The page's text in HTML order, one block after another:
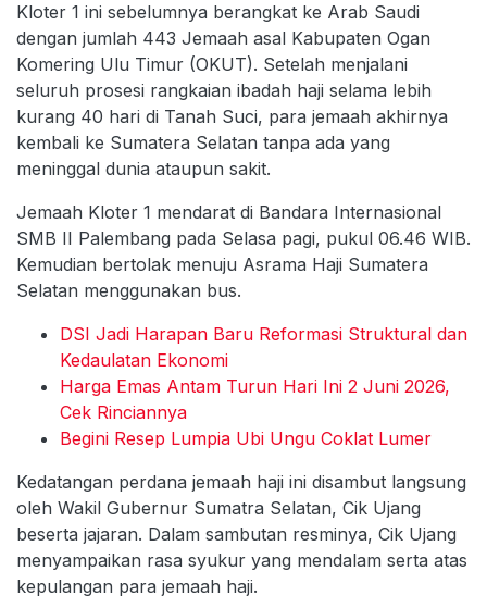
Kloter 1 ini sebelumnya berangkat ke Arab Saudi
dengan jumlah 443 Jemaah asal Kabupaten Ogan
Komering Ulu Timur (OKUT). Setelah menjalani
seluruh prosesi rangkaian ibadah haji selama lebih
kurang 40 hari di Tanah Suci, para jemaah akhirnya
kembali ke Sumatera Selatan tanpa ada yang
meninggal dunia ataupun sakit.
Jemaah Kloter 1 mendarat di Bandara Internasional
SMB II Palembang pada Selasa pagi, pukul 06.46 WIB.
Kemudian bertolak menuju Asrama Haji Sumatera
Selatan menggunakan bus.
DSI Jadi Harapan Baru Reformasi Struktural dan
Kedaulatan Ekonomi
Harga Emas Antam Turun Hari Ini 2 Juni 2026,
Cek Rinciannya
Begini Resep Lumpia Ubi Ungu Coklat Lumer
Kedatangan perdana jemaah haji ini disambut langsung
oleh Wakil Gubernur Sumatra Selatan, Cik Ujang
beserta jajaran. Dalam sambutan resminya, Cik Ujang
menyampaikan rasa syukur yang mendalam serta atas
kepulangan para jemaah haji.